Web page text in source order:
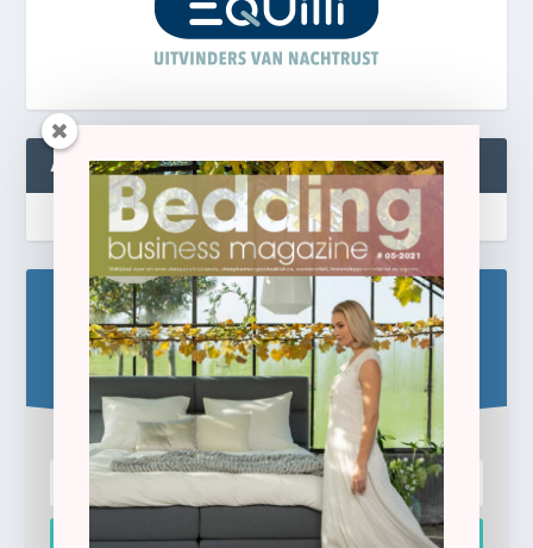
ABONNEREN
Blijf op de hoogte!
Schrijf u hier in voor de gratis e-newsletter.
Inschrijven